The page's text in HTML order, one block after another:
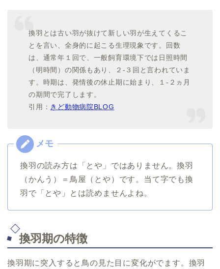
換羽とは古い羽が抜けて新しい羽が生えてくるこ
とを言い、全身的に起こる生理現象です。回数
は、通常年１回で、一般飼育環境下では日照時間
（明時間）の関係もあり、２-３回と言われていま
す。時期は、発情後の休止期に始まり、１-２ヵ月
の期間で完了します。
引用： きど動物病院BLOG
換羽の読み方は「とや」ではありません。換羽
（かんう）＝鳥屋（とや）です。当て字でも換
羽で「とや」とは読めませんよね。
換羽期の特徴
換羽期に突入すると鳥の見た目に変化がでます。換羽